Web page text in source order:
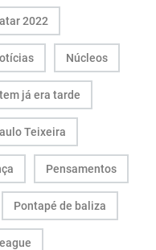
2022
Núcleos
já era tarde
Teixeira
Pensamentos
Pontapé de baliza